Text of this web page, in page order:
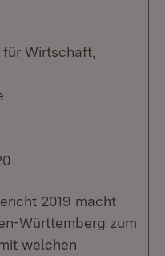
Wirtschaft,
2019 macht
Württemberg zum
welchen